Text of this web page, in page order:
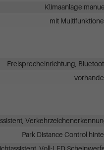
Klimaanlage
mit
Freisprecheinrichtung,
Park Distance Control